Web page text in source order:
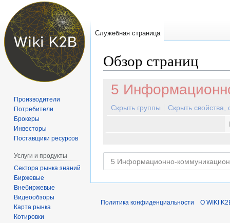
Обзор страниц
Перейти
навигации
Перейти
поиску
5
Скрыть группы
Скрыть
Служебная страница
Производители
Потребители
Брокеры
Инвесторы
Поставщики ресурсов
Услуги и продукты
Сектора рынка знаний
Биржевые
Внебиржевые
Видеообзоры
Карта рынка
Котировки
Политика конфиденциальности О WIKI